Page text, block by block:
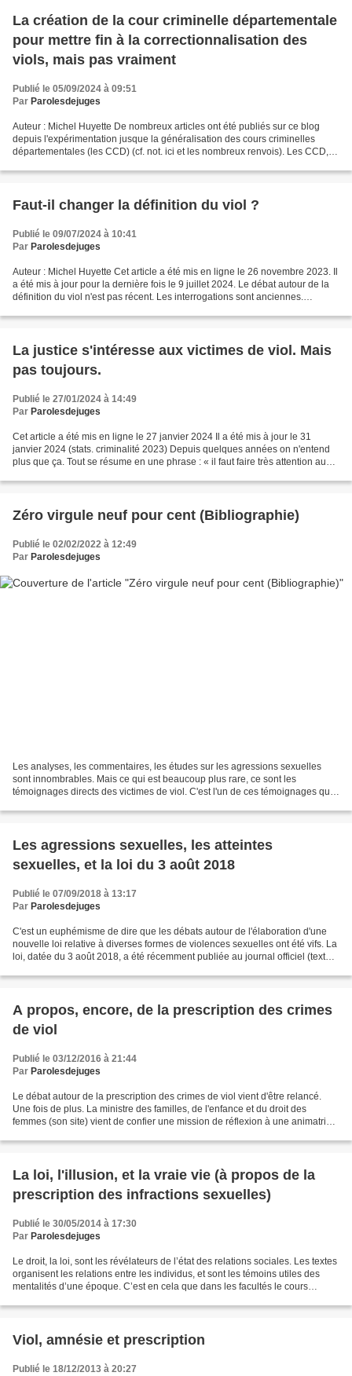
La création de la cour criminelle départementale
pour mettre fin à la correctionnalisation des
viols, mais pas vraiment
Publié le 05/09/2024 à 09:51
Par Parolesdejuges
Auteur : Michel Huyette De nombreux articles ont été publiés sur ce blog
depuis l'expérimentation jusque la généralisation des cours criminelles
départementales (les CCD) (cf. not. ici et les nombreux renvois). Les CCD,
Faut-il changer la définition du viol ?
Publié le 09/07/2024 à 10:41
Par Parolesdejuges
Auteur : Michel Huyette Cet article a été mis en ligne le 26 novembre 2023. Il
a été mis à jour pour la dernière fois le 9 juillet 2024. Le débat autour de la
définition du viol n'est pas récent. Les interrogations sont anciennes.
La justice s'intéresse aux victimes de viol. Mais
pas toujours.
Publié le 27/01/2024 à 14:49
Par Parolesdejuges
Cet article a été mis en ligne le 27 janvier 2024 Il a été mis à jour le 31
janvier 2024 (stats. criminalité 2023) Depuis quelques années on n'entend
plus que ça. Tout se résume en une phrase : « il faut faire très attention aux
Zéro virgule neuf pour cent (Bibliographie)
Publié le 02/02/2022 à 12:49
Par Parolesdejuges
Les analyses, les commentaires, les études sur les agressions sexuelles
sont innombrables. Mais ce qui est beaucoup plus rare, ce sont les
témoignages directs des victimes de viol. C'est l'un de ces témoignages que
Les agressions sexuelles, les atteintes
sexuelles, et la loi du 3 août 2018
Publié le 07/09/2018 à 13:17
Par Parolesdejuges
C'est un euphémisme de dire que les débats autour de l'élaboration d'une
nouvelle loi relative à diverses formes de violences sexuelles ont été vifs. La
loi, datée du 3 août 2018, a été récemment publiée au journal officiel (texte
A propos, encore, de la prescription des crimes
de viol
Publié le 03/12/2016 à 21:44
Par Parolesdejuges
Le débat autour de la prescription des crimes de viol vient d'être relancé.
Une fois de plus. La ministre des familles, de l'enfance et du droit des
femmes (son site) vient de confier une mission de réflexion à une animatrice
La loi, l'illusion, et la vraie vie (à propos de la
prescription des infractions sexuelles)
Publié le 30/05/2014 à 17:30
Par Parolesdejuges
Le droit, la loi, sont les révélateurs de l’état des relations sociales. Les textes
organisent les relations entre les individus, et sont les témoins utiles des
mentalités d’une époque. C’est en cela que dans les facultés le cours
Viol, amnésie et prescription
Publié le 18/12/2013 à 20:27